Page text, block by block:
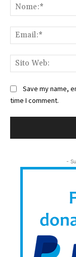
Save my name,
time I comment.
-